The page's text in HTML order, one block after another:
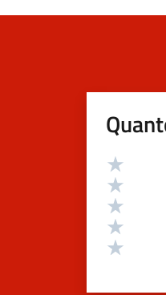
Valutazione